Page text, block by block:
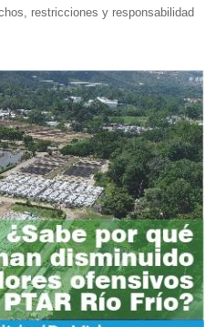
restricciones y responsabilidad